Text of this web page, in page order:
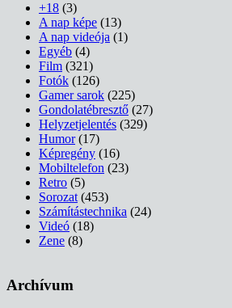
+18 (3)
A nap képe (13)
A nap videója (1)
Egyéb (4)
Film (321)
Fotók (126)
Gamer sarok (225)
Gondolatébresztő (27)
Helyzetjelentés (329)
Humor(17)
Képregény (16)
Mobiltelefon (23)
Retro (5)
Sorozat (453)
Számítástechnika (24)
Videó (18)
Zene (8)
Archívum